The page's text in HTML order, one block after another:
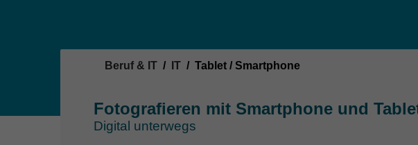
Beruf & IT IT Tablet / Smartphone
Fotografieren mit Smartphone und
Digital unterwegs